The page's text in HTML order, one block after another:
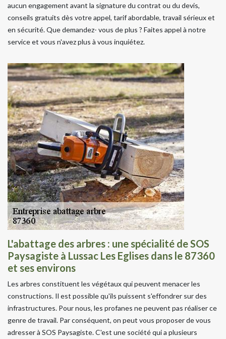
aucun engagement avant la signature du contrat ou du devis,
conseils gratuits dès votre appel, tarif abordable, travail sérieux et
en sécurité. Que demandez- vous de plus ? Faites appel à notre
service et vous n'avez plus à vous inquiétez.
L'abattage des arbres : une spécialité de SOS
Paysagiste à Lussac Les Eglises dans le 87360
et ses environs
Les arbres constituent les végétaux qui peuvent menacer les
constructions. Il est possible qu'ils puissent s'effondrer sur des
infrastructures. Pour nous, les profanes ne peuvent pas réaliser ce
genre de travail. Par conséquent, on peut vous proposer de vous
adresser à SOS Paysagiste. C'est une société qui a plusieurs